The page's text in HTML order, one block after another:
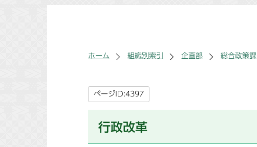
ホーム 組織別索引 企画部 総合政策課
ページID:4397
行政改革